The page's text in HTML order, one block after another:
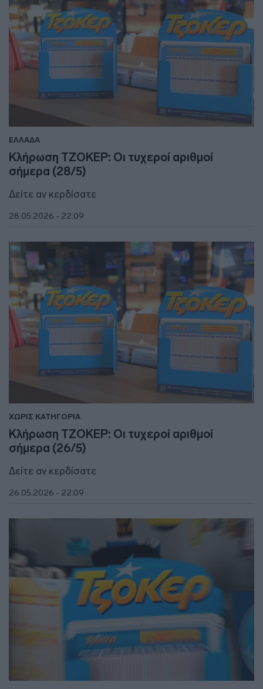
ΕΛΛΑΔΑ
Κλήρωση ΤΖΟΚΕΡ: Οι τυχεροί αριθμοί
σήμερα (28/5)
Δείτε αν κερδίσατε
28.05.2026 - 22:09
ΧΩΡΙΣ ΚΑΤΗΓΟΡΙΑ
Κλήρωση ΤΖΟΚΕΡ: Οι τυχεροί αριθμοί
σήμερα (26/5)
Δείτε αν κερδίσατε
26.05.2026 - 22:09